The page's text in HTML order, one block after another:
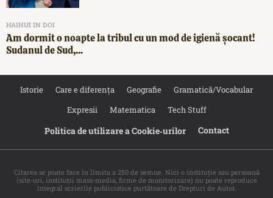
HAIHUI IN DOI
Am dormit o noapte la tribul cu un mod de igienă șocant!
Sudanul de Sud,...
Istorie Care e diferența Geografie
Gramatică/Vocabular
Expresii
Matematica Tech Stuff
Politica de utilizare a Cookie‐urilor Contact
Citarea se poate face în limita a 250 de semne. Nici o instituţie sau persoană
(site-uri, instituţii mass-media, firme de monitorizare) nu poate reproduce
integral scrierile publicistice purtătoare de Drepturi de Autor.